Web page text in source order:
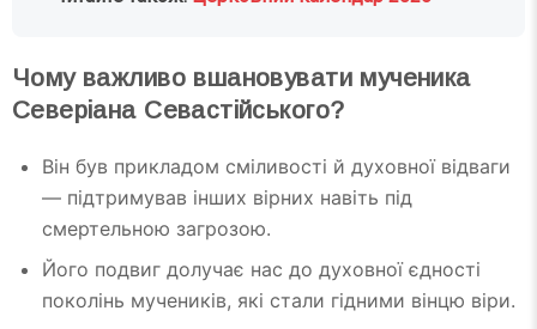
Чому важливо вшановувати мученика
Северіана Севастійського?
Він був прикладом сміливості й духовної відваги
— підтримував інших вірних навіть під
смертельною загрозою.
Його подвиг долучає нас до духовної єдності
поколінь мучеників, які стали гідними вінцю віри.